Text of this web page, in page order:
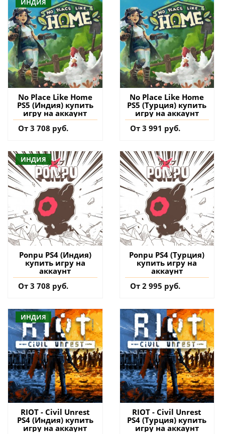
ИНДИЯ
No Place Like Home
PS5 (Индия) купить
игру на аккаунт
От 3 708 руб.
No Place Like Home
PS5 (Турция) купить
игру на аккаунт
От 3 991 руб.
ИНДИЯ
Ponpu PS4 (Индия)
купить игру на
аккаунт
От 3 708 руб.
Ponpu PS4 (Турция)
купить игру на
аккаунт
От 2 995 руб.
ИНДИЯ
RIOT - Civil Unrest
PS4 (Индия) купить
игру на аккаунт
RIOT - Civil Unrest
PS4 (Турция) купить
игру на аккаунт